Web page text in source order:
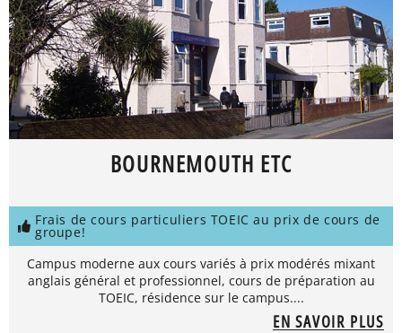
BOURNEMOUTH ETC
Frais de cours particuliers TOEIC au prix de cours de
groupe!
Campus moderne aux cours variés à prix modérés mixant
anglais général et professionnel, cours de préparation au
TOEIC, résidence sur le campus....
EN SAVOIR PLUS